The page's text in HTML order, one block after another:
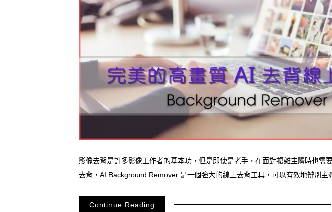
影像去背是許多影像工作者的基本功，但是即使是老手，在面對複雜主體時也需
去背，AI Background Remover 是一個強大的線上去背工具，可以有效地辨別主
Continue Reading